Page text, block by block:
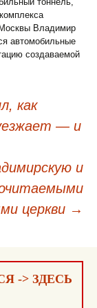
Москвы Владимир
автомобильные
создаваемой
как
— и
и
церкви →
-> ЗДЕСЬ